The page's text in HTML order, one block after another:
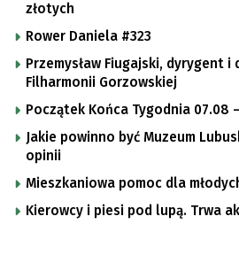
złotych
Rower Daniela #323
Przemysław Fiugajski, dyrygent
Filharmonii Gorzowskiej
Początek Końca Tygodnia 07.08
Jakie powinno być Muzeum
opinii
Mieszkaniowa pomoc dla
Kierowcy i piesi pod lupą. Trwa